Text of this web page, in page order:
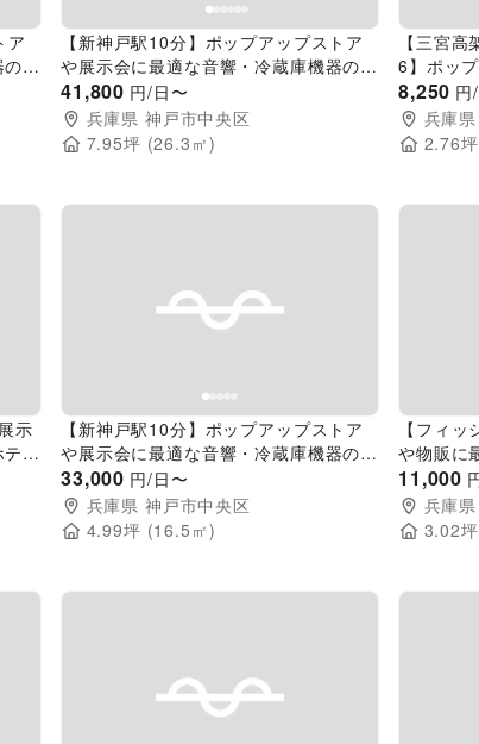
ア
整
【新神戸駅10分】ポップアップストア
や展示会に最適な音響・冷蔵庫機器の整
った花屋へ移設のイベントスペース
41,800 円/日〜
兵庫県 神戸市中央区
7.95坪 (26.3 ㎡)
【三宮
6】ポッ
ントに最
スペース
8,250 円
兵庫県
2.76
示
ル
ン
Previous slide
【新神戸駅10分】ポップアップストア
や展示会に最適な音響・冷蔵庫機器の整
った花屋へ移設のイベントスペース
33,000 円/日〜
兵庫県 神戸市中央区
4.99坪 (16.5 ㎡)
【フィ
や物販に
ペース
11,000
兵庫県
3.02
Previous slide